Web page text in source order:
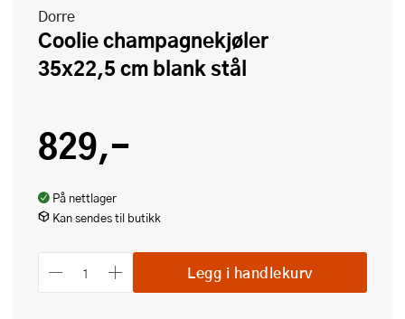
Dorre
Coolie champagnekjøler
35x22,5 cm blank stål
829,-
På nettlager
Kan sendes til butikk
Legg i handlekurv